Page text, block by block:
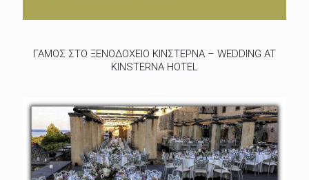
ΓΑΜΟΣ ΣΤΟ ΞΕΝΟΔΟΧΕΙΟ ΚΙΝΣΤΕΡΝΑ – WEDDING AT
KINSTERNA HOTEL